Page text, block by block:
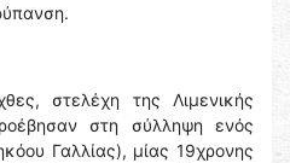
στελέχη της Λιμενικής
στη σύλληψη ενός
Γαλλίας), μίας 19χρονης